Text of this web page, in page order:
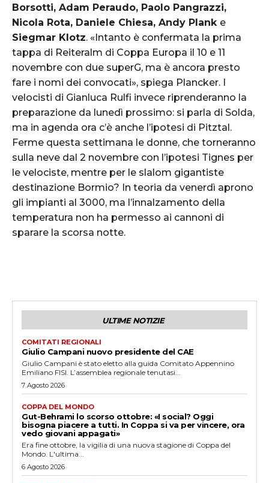
Borsotti, Adam Peraudo, Paolo Pangrazzi,
Nicola Rota, Daniele Chiesa, Andy Plank e
Siegmar Klotz. «Intanto è confermata la prima
tappa di Reiteralm di Coppa Europa il 10 e 11
novembre con due superG, ma è ancora presto
fare i nomi dei convocati», spiega Plancker. I
velocisti di Gianluca Rulfi invece riprenderanno la
preparazione da lunedì prossimo: si parla di Solda,
ma in agenda ora c’è anche l’ipotesi di Pitztal.
Ferme questa settimana le donne, che torneranno
sulla neve dal 2 novembre con l’ipotesi Tignes per
le velociste, mentre per le slalom gigantiste
destinazione Bormio? In teoria da venerdì aprono
gli impianti al 3000, ma l’innalzamento della
temperatura non ha permesso ai cannoni di
sparare la scorsa notte.
ULTIME NOTIZIE
COMITATI REGIONALI
Giulio Campani nuovo presidente del CAE
Giulio Campani è stato eletto alla guida Comitato Appennino
Emiliano FISI. L’assemblea regionale tenutasi...
7 Agosto 2026
COPPA DEL MONDO
Gut-Behrami lo scorso ottobre: «I social? Oggi
bisogna piacere a tutti. In Coppa si va per vincere, ora
vedo giovani appagati»
Era fine ottobre, la vigilia di una nuova stagione di Coppa del
Mondo. L'ultima...
6 Agosto 2026